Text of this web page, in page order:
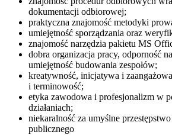
dokumentacji odbiorowej;
praktyczna znajomość metodyki
umiejętność sporządzania oraz
znajomość narzędzia pakietu MS
dobra organizacja pracy, odporność
umiejętność budowania zespołów;
kreatywność, inicjatywa i
i terminowość;
etyka zawodowa i profesjonalizm w
działaniach;
niekaralność za umyślne
publicznego